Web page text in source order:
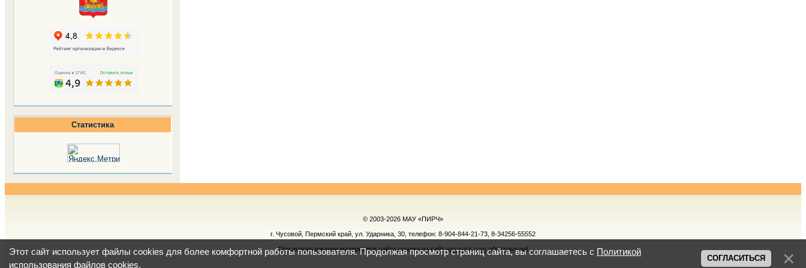
Статистика
© 2003-2026 МАУ «ПИРЧ»
г. Чусовой, Пермский край, ул. Ударника, 30, телефон: 8-904-844-21-73, 8-34256-55552
При использовании материалов сайта ссылка на сайтetnopark.comобязательна!
Этот сайт использует файлы cookies для более комфортной работы пользователя. Продолжая просмотр страниц сайта, вы соглашаетесь с Политикой
использования файлов cookies.
СОГЛАСИТЬСЯ